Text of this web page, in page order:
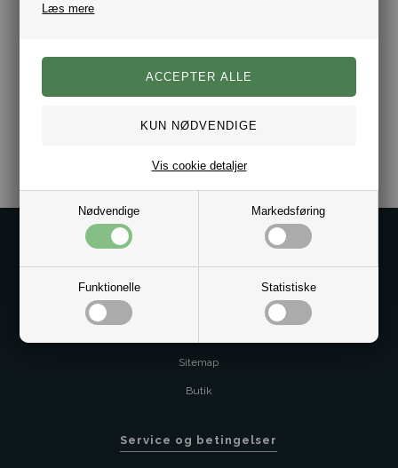
Læs mere
Nødvendige Markedsføring
Funktionelle Statistiske
Vis cookie detaljer
Sitemap
Butik
Service og betingelser